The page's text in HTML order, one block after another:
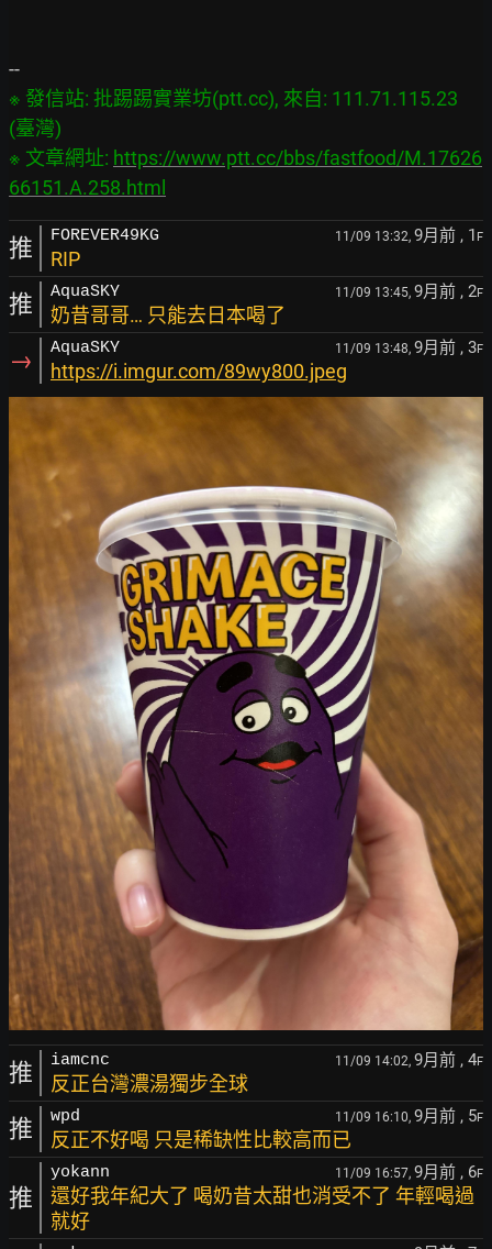
※ 發信站: 批踢踢實業坊(ptt.cc), 來自: 111.71.115.23
(臺灣)
※ 文章網址: https://www.ptt.cc/bbs/fastfood/M.17626
66151.A.258.html
推 FOREVER49KG 11/09 13:32, 9月前 , 1 F
RIP
推 AquaSKY 11/09 13:45, 9月前 , 2F
奶昔哥哥… 只能去日本喝了
→ AquaSKY 11/09 13:48, 9月前 , 3F
https://i.imgur.com/89wy800.jpeg
推 iamcnc 11/09 14:02, 9月前 , 4F
反正台灣濃湯獨步全球
推 wpd 11/09 16:10, 9月前 , 5F
反正不好喝 只是稀缺性比較高而已
推
yokann 11/09 16:57, 9月前 , 6F
還好我年紀大了 喝奶昔太甜也消受不了 年輕喝過
就好